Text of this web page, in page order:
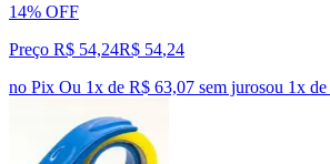
14% OFF
Preço R$ 54,24R$ 54,24
no Pix Ou 1x de R$ 63,07 sem jurosou 1x de